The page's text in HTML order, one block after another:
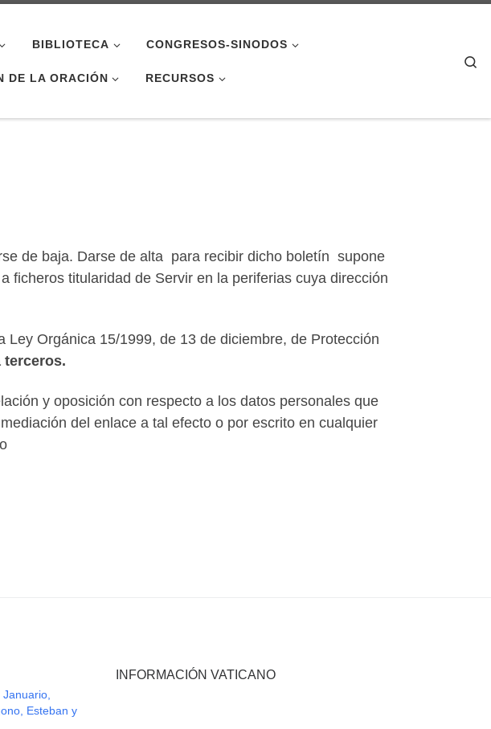
BIBLIOTECA CONGRESOS-SINODOS
DE LA ORACIÓN RECURSOS
de baja. Darse de alta para recibir dicho boletín supone
ficheros titularidad de Servir en la periferias cuya dirección
Orgánica 15/1999, de 13 de diciembre, de Protección
terceros.
y oposición con respecto a los datos personales que
del enlace a tal efecto o por escrito en cualquier
Januario,
Esteban y
INFORMACIÓN VATICANO